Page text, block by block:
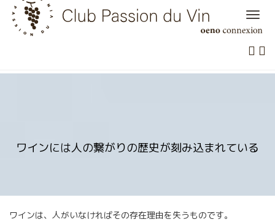
Skip
content
ワインには人の繋がりの歴史が刻み込まれている
ワインは、人がいなければその存在理由を失うものです。